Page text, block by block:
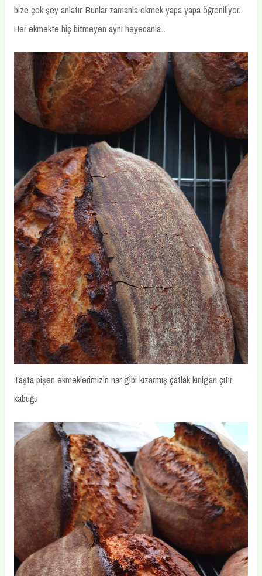
bize çok şey anlatır. Bunlar zamanla ekmek yapa yapa öğreniliyor.
Her ekmekte hiç bitmeyen aynı heyecanla…
Taşta pişen ekmeklerimizin nar gibi kızarmış çatlak kırılgan çıtır
kabuğu